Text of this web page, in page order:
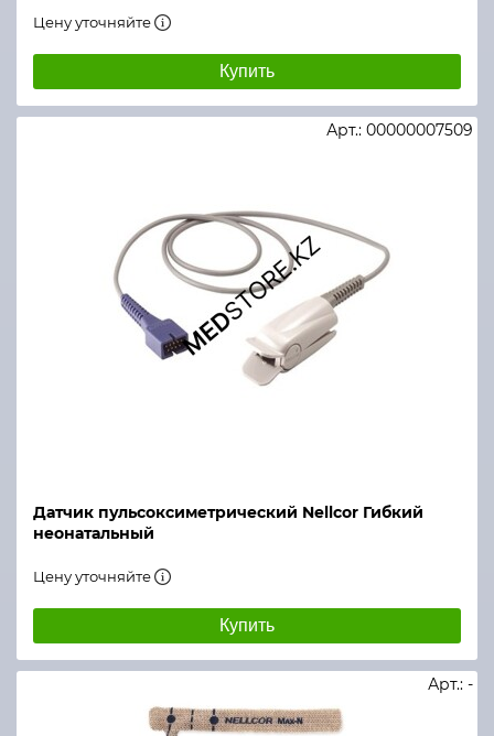
Цену уточняйте
Купить
Датчик пульсоксиметрический Nellcor Гибкий
неонатальный
Арт.: 00000007509
Цену уточняйте
Купить
Арт.: -